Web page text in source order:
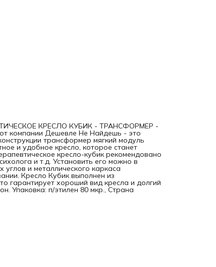
КРЕСЛО КУБИК - ТРАНСФОРМЕР -
Дешевле Не Найдешь - это
трансформер мягкий модуль
и удобное кресло, которое станет
кресло-кубик рекомендовано
и т.д. Установить его можно в
и металлического каркаса
Кресло Кубик выполнен из
гарантирует хороший вид кресла и долгий
Упаковка: п/этилен 80 мкр., Страна